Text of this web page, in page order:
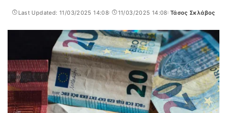
Last Updated: 11/03/2025 14:08 11/03/2025 14:08
Posted
Τάσος Σκλάβος